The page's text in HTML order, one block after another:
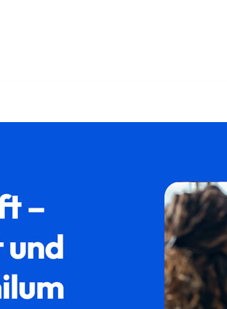
Gräfelfing: ➡️ 𝐟𝐚𝐦𝐢𝐥𝐮𝐦, Ihr